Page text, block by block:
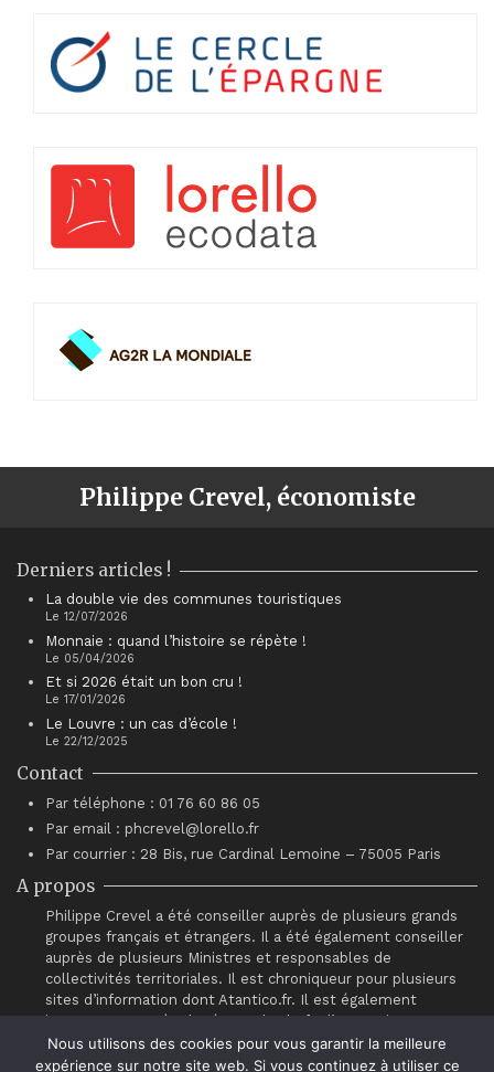
Philippe Crevel, économiste
Derniers articles !
La double vie des communes touristiques
Le 12/07/2026
Monnaie : quand l’histoire se répète !
Le 05/04/2026
Et si 2026 était un bon cru !
Le 17/01/2026
Le Louvre : un cas d’école !
Le 22/12/2025
Contact
Par téléphone : 01 76 60 86 05
Par email : phcrevel@lorello.fr
Par courrier : 28 Bis, rue Cardinal Lemoine – 75005 Paris
A propos
Philippe Crevel a été conseiller auprès de plusieurs grands
groupes français et étrangers. Il a été également conseiller
auprès de plusieurs Ministres et responsables de
collectivités territoriales. Il est chroniqueur pour plusieurs
sites d’information dont Atantico.fr. Il est également
intervenant auprès du réseau de chefs d’entreprises
“Association pour le Progrès du Management” (APM).
Nous utilisons des cookies pour vous garantir la meilleure
expérience sur notre site web. Si vous continuez à utiliser ce